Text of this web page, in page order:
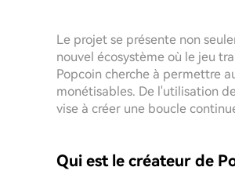
Le projet se présente non
nouvel écosystème où le jeu
Popcoin cherche à permettre
monétisables. De l'utilisation
vise à créer une boucle
Qui est le créateur de